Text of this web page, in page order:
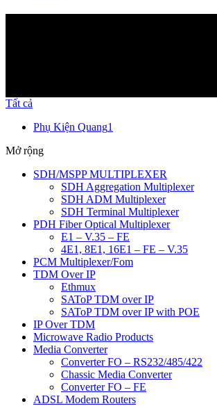
Tất cả
Phụ Kiện Quang1
Mở rộng
SDH/MSPP MULTIPLEXER
SDH Aggregation Multiplexer
SDH ADM Multiplexer
SDH Terminal Multiplexer
PDH Fiber Optical Multiplexer
E1 – V.35 – FE
4E1, 8E1, 16E1 – FE – V.35
PCM Multiplexer/Fom
TDM Over IP
Ethmux
SAToP TDM over IP
SAToP TDM over IP with POE
IP Over TDM
Microwave Radio Products
Media Converter
Converter FO – RS232/485/422
Chassic Media Converter
Converter FO – FE
ADSL Modem Routers